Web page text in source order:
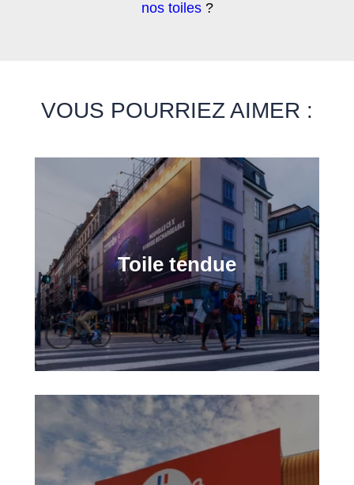
nos toiles?
VOUS POURRIEZ AIMER :
Toile tendue